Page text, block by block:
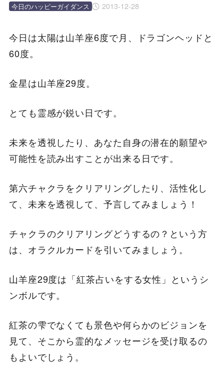
2013-12-28
今日のハッピーガイダンス
今日は太陽は山羊座6度で月、ドラゴンヘッドと
60度。
金星は山羊座29度。
とても霊感が鋭い日です。
未来を透視したり、あなた自身の潜在的願望や
可能性を読み出すことが出来る日です。
第六チャクラをクリアリングしたり、活性化し
て、未来を透視して、予言してみましょう！
チャクラのクリアリングどうするの？という方
は、オラクルカードを引いてみましょう。
山羊座29度は「紅茶占いをする女性」というシ
ンボルです。
紅茶の雫でなくても景色や何らかのビジョンを
見て、そこから霊的なメッセージを受け取るの
もよいでしょう。